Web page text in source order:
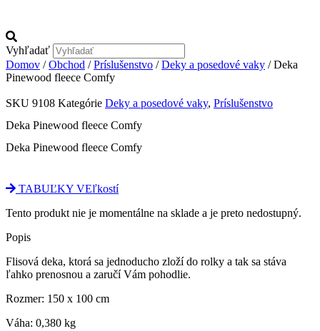
Vyhľadať
Domov /Obchod /Príslušenstvo /Deky a posedové vaky / Deka
Pinewood fleece Comfy
SKU 9108 Kategórie Deky a posedové vaky, Príslušenstvo
Deka Pinewood fleece Comfy
Deka Pinewood fleece Comfy
TABUĽKY VEľkostí
Tento produkt nie je momentálne na sklade a je preto nedostupný.
Popis
Flisová deka, ktorá sa jednoducho zloží do rolky a tak sa stáva
ľahko prenosnou a zaručí Vám pohodlie.
Rozmer: 150 x 100 cm
Váha: 0,380 kg